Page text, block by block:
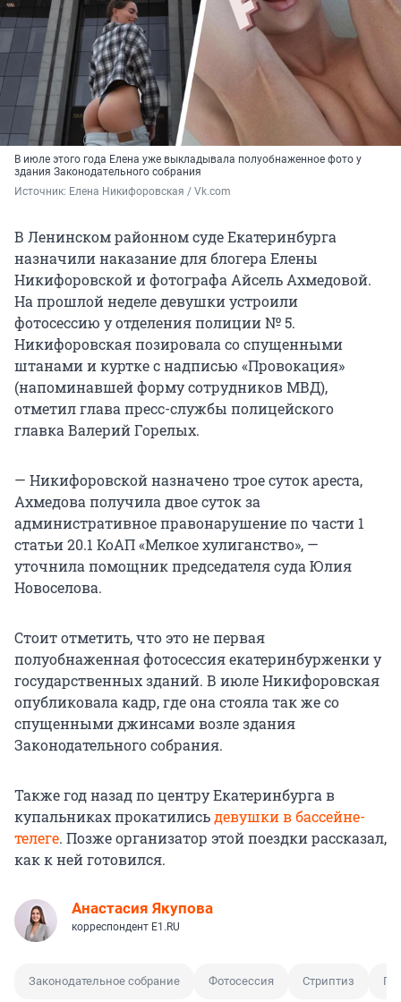
В июле этого года Елена уже выкладывала полуобнаженное фото у
здания Законодательного собрания
Источник: Елена Никифоровская / Vk.com
В Ленинском районном суде Екатеринбурга
назначили наказание для блогера Елены
Никифоровской и фотографа Айсель Ахмедовой.
На прошлой неделе девушки устроили
фотосессию у отделения полиции № 5.
Никифоровская позировала со спущенными
штанами и куртке с надписью «Провокация»
(напоминавшей форму сотрудников МВД),
отметил глава пресс-службы полицейского
главка Валерий Горелых.
— Никифоровской назначено трое суток ареста,
Ахмедова получила двое суток за
административное правонарушение по части 1
статьи 20.1 КоАП «Мелкое хулиганство», —
уточнила помощник председателя суда Юлия
Новоселова.
Стоит отметить, что это не первая
полуобнаженная фотосессия екатеринбурженки у
государственных зданий. В июле Никифоровская
опубликовала кадр, где она стояла так же со
спущенными джинсами возле здания
Законодательного собрания.
Также год назад по центру Екатеринбурга в
купальниках прокатилисьдевушки в бассейне-
телеге. Позже организатор этой поездки рассказал,
как к ней готовился.
Анастасия Якупова
корреспондент E1.RU
Законодательное собрание Фотосессия Стриптиз